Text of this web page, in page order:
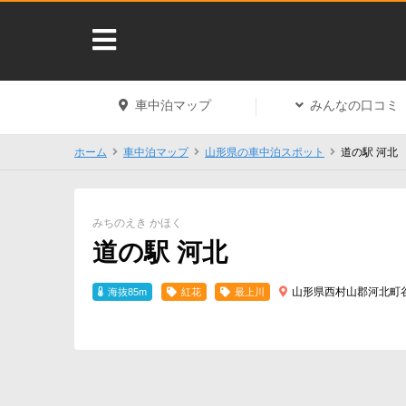
車中泊マップ みんなの口コミ
ホーム 車中泊マップ 山形県の車中泊スポット 道の駅 河北
みちのえき かほく
道の駅 河北
海抜85m 紅花 最上川 山形県西村山郡河北町